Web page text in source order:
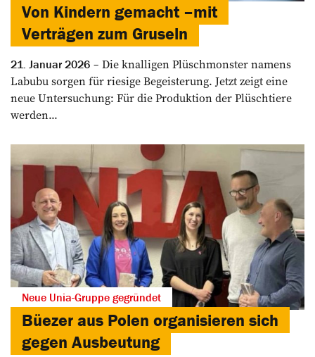
Von Kindern gemacht –mit
Verträgen zum Gruseln
21. Januar 2026
Die knalligen Plüschmonster namens
Labubu sorgen für ­riesige Begeisterung. Jetzt zeigt eine
neue Untersuchung: Für die Produktion der Plüschtiere
werden...
Neue Unia-Gruppe gegründet
Büezer aus Polen organisieren sich
gegen Ausbeutung